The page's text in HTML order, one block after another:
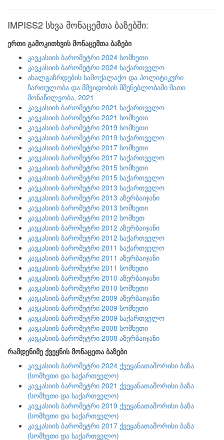
IMPISS2 სხვა მონაცემთა ბაზებში:
ერთი გამოკითხვის მონაცემთა ბაზები
კავკასიის ბარომეტრი 2024 სომხეთი
კავკასიის ბარომეტრი 2024 საქართველო
ახალგაზრდების სამოქალაქო და პოლიტიკური
ჩართულობა და მშვიდობის მშენებლობაში მათი
მონაწილეობა, 2021
კავკასიის ბარომეტრი 2021 საქართველო
კავკასიის ბარომეტრი 2021 სომხეთი
კავკასიის ბარომეტრი 2019 სომხეთი
კავკასიის ბარომეტრი 2019 საქართველო
კავკასიის ბარომეტრი 2017 სომხეთი
კავკასიის ბარომეტრი 2017 საქართველო
კავკასიის ბარომეტრი 2015 სომხეთი
კავკასიის ბარომეტრი 2015 საქართველო
კავკასიის ბარომეტრი 2013 საქართველო
კავკასიის ბარომეტრი 2013 აზერბაიჯანი
კავკასიის ბარომეტრი 2013 სომხეთი
კავკასიის ბარომეტრი 2012 სომხეთ
კავკასიის ბარომეტრი 2012 აზერბაიჯანი
კავკასიის ბარომეტრი 2012 საქართველო
კავკასიის ბარომეტრი 2011 საქართველო
კავკასიის ბარომეტრი 2011 აზერბაიჯანი
კავკასიის ბარომეტრი 2011 სომხეთი
კავკასიის ბარომეტრი 2010 აზერბაიჯანი
კავკასიის ბარომეტრი 2010 სომხეთი
კავკასიის ბარომეტრი 2009 აზერბაიჯანი
კავკასიის ბარომეტრი 2009 სომხეთი
კავკასიის ბარომეტრი 2009 საქართველო
კავკასიის ბარომეტრი 2008 სომხეთი
კავკასიის ბარომეტრი 2008 აზერბაიჯანი
რამდენიმე ქვეყნის მონაცეთა ბაზები
კავკასიის ბარომეტრი 2024 ქვეყანათაშორისი ბაზა
(სომხეთი და საქართველო)
კავკასიის ბარომეტრი 2021 ქვეყანათაშორისი ბაზა
(სომხეთი და საქართველო)
კავკასიის ბარომეტრი 2019 ქვეყანათაშორისი ბაზა
(სომხეთი და საქართველო)
კავკასიის ბარომეტრი 2017 ქვეყანათაშორისი ბაზა
(სომხეთი და საქართველო)